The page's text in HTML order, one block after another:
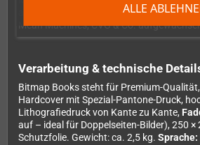
ALLE
aber der emotionale Resonanzboden ist
Mean Machines, CVG & Co.
Verarbeitung & technische
Bitmap Books steht für Premium-
Hardcover mit Spezial-Pantone-Druck,
Lithografiedruck von Kante zu Kante,
auf – ideal für Doppelseiten-Bilder), 250 ×
Schutzfolie. Gewicht: ca. 2,5 kg. Sprache: